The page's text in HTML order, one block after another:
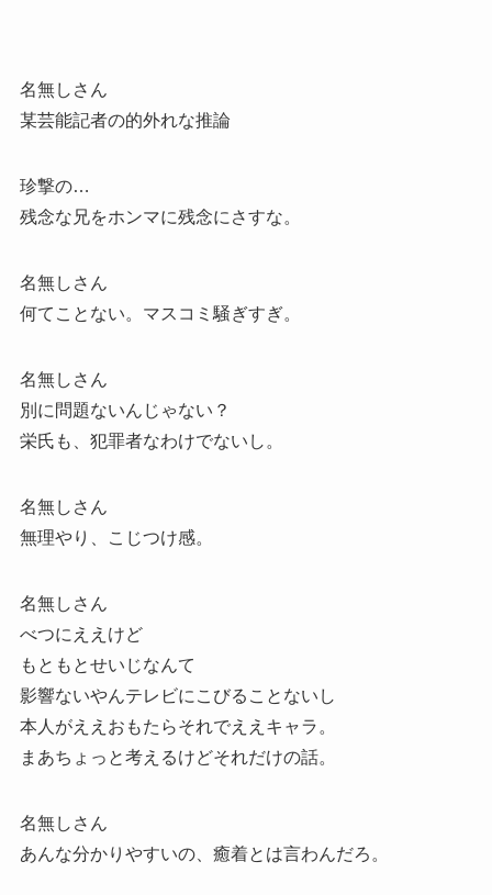
名無しさん
某芸能記者の的外れな推論
珍撃の…
残念な兄をホンマに残念にさすな。
名無しさん
何てことない。マスコミ騒ぎすぎ。
名無しさん
別に問題ないんじゃない？
栄氏も、犯罪者なわけでないし。
名無しさん
無理やり、こじつけ感。
名無しさん
べつにええけど
もともとせいじなんて
影響ないやんテレビにこびることないし
本人がええおもたらそれでええキャラ。
まあちょっと考えるけどそれだけの話。
名無しさん
あんな分かりやすいの、癒着とは言わんだろ。